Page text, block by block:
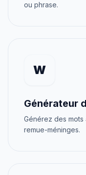
ou phrase.
W
Générateur
Générez des
remue-méninges.